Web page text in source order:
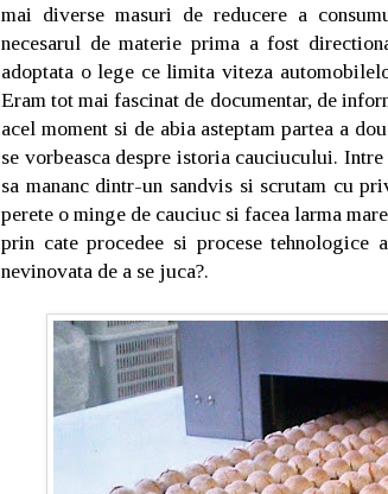
mai diverse masuri de reducere a
necesarul de materie prima a fost
adoptata o lege ce limita viteza
Eram tot mai fascinat de documentar, de
acel moment si de abia asteptam partea a
se vorbeasca despre istoria cauciucului.
sa mananc dintr-un sandvis si scrutam cu
perete o minge de cauciuc si facea larma
prin cate procedee si procese tehnologice
nevinovata de a se juca?.